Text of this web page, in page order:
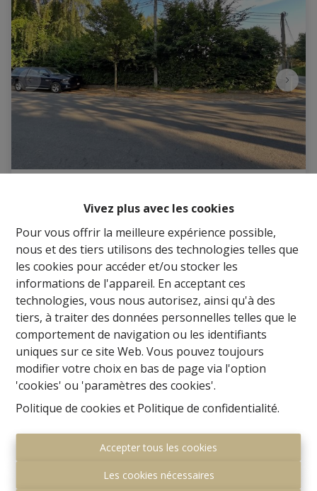
Vivez plus avec les cookies
Pour vous offrir la meilleure expérience possible,
nous et des tiers utilisons des technologies telles que
les cookies pour accéder et/ou stocker les
informations de l'appareil. En acceptant ces
technologies, vous nous autorisez, ainsi qu'à des
tiers, à traiter des données personnelles telles que le
comportement de navigation ou les identifiants
uniques sur ce site Web. Vous pouvez toujours
modifier votre choix en bas de page via l'option
'cookies' ou 'paramètres des cookies'.
Politique de cookies et Politique de confidentialité.
Accepter tous les cookies
Les cookies nécessaires
Hazendreef , 1560 Hoeilaart|Ref: 1817911
€ 240.000
785 m²